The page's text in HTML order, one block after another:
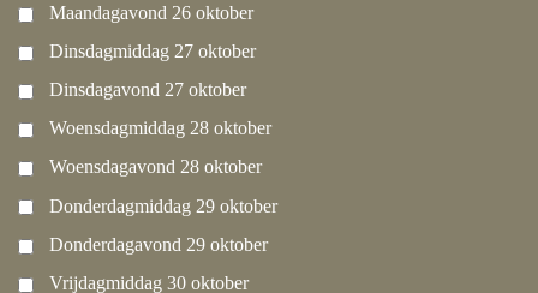
Maandagavond 26 oktober
Dinsdagmiddag 27 oktober
Dinsdagavond 27 oktober
Woensdagmiddag 28 oktober
Woensdagavond 28 oktober
Donderdagmiddag 29 oktober
Donderdagavond 29 oktober
Vrijdagmiddag 30 oktober